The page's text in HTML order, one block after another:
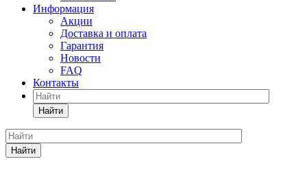
Информация
Акции
Доставка и оплата
Гарантия
Новости
FAQ
Контакты
Найти
Найти